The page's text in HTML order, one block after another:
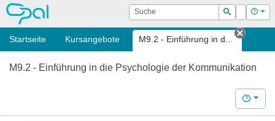
OPAL Suche
Suchen
Login Hilfe
Startseite Kursangebote M9.2 - Einführung in d...
Tab
M9.2 - Einführung in die Psychologie der Kommunikation
Hilfe